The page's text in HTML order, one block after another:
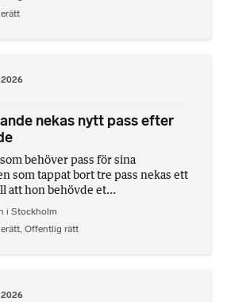
2026
nekas nytt pass efter
behöver pass för sina
som tappat bort tre pass nekas ett
att hon behövde et...
i Stockholm
, Offentlig rätt
2026